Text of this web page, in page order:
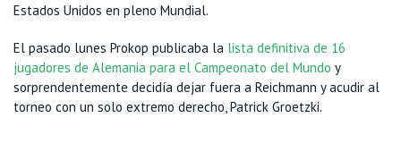
Estados Unidos en pleno Mundial.
El pasado lunes Prokop publicaba la lista definitiva de 16
jugadores de Alemania para el Campeonato del Mundo y
sorprendentemente decidía dejar fuera a Reichmann y acudir al
torneo con un solo extremo derecho, Patrick Groetzki.